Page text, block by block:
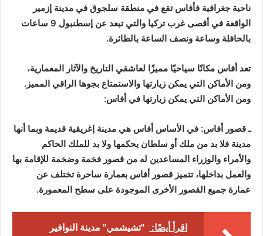
ناحية جغرافية فأفاس تقع في منطقة سلجوق في مدينة إزمير
الواقعة في أقصى غرب تركيا والتي تبعد عن إسطنبول 9 ساعات
بالحافلة وساعة ونصف الساعة بالطائرة.
تعد أفاس مكانًا سياحيًا مميزًا لعاشقي التاريخ والآثار المعمارية،
ومن الأماكن التي يمكن زيارتها والاستمتاع بجوها الراقي المميز.
ومن الأماكن التي يمكن زيارتها في أفاس:
ـ قصور أفاس: في الأساس أفاس هي مدينة إغريقية قديمة وبما أنها
مدينة فلا بد من ملك أو سلطان يحكمها ولا بد للملك الحاكم
والأمراء والوزراء المساعدين له من قصور فخمة وضخمة للإقامة بها
والعمل بداخلها، تتميز قصور أفاس بعمارة ساحرة تختلف عن
عمارة جميع القصور الأخرى الموجودة على سطح المعمورة.
اقرأ أيضًا:
"تشيشمي" مدينة النوافير